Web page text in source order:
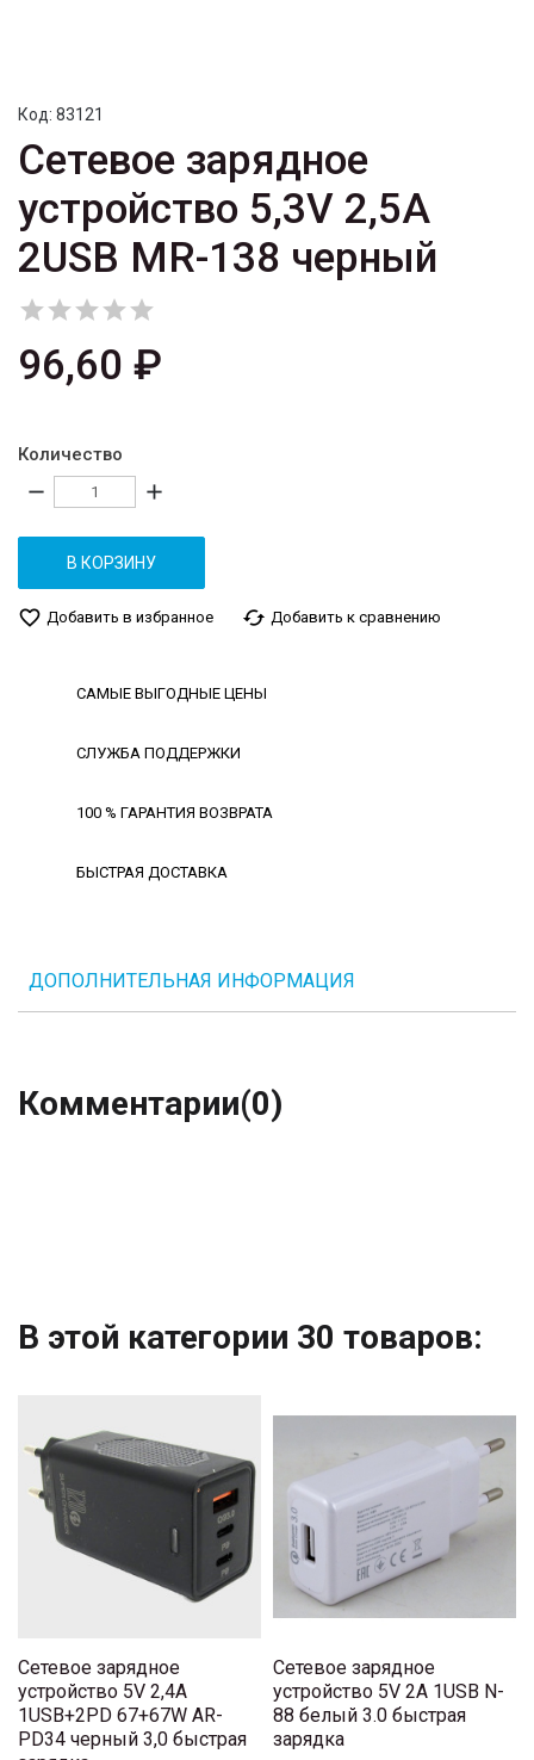
Код: 83121
Сетевое зарядное
устройство 5,3V 2,5A
2USB MR-138 черный

96,60 ₽
Количество
remove add
В КОРЗИНУ
favorite_border Добавить в избранное cached Добавить к сравнению
САМЫЕ ВЫГОДНЫЕ ЦЕНЫ
СЛУЖБА ПОДДЕРЖКИ
100 % ГАРАНТИЯ ВОЗВРАТА
БЫСТРАЯ ДОСТАВКА
ДОПОЛНИТЕЛЬНАЯ ИНФОРМАЦИЯ
Комментарии(0)
В этой категории 30 товаров:
Сетевое зарядное
устройство 5V 2,4A
1USB+2PD 67+67W AR-
PD34 черный 3,0 быстрая
Сетевое зарядное
устройство 5V 2A 1USB N-
88 белый 3.0 быстрая
зарядка